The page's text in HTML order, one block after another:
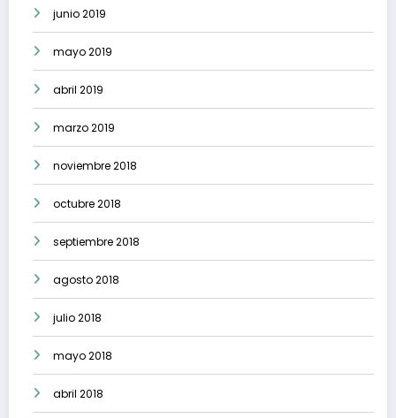
junio 2019
mayo 2019
abril 2019
marzo 2019
noviembre 2018
octubre 2018
septiembre 2018
agosto 2018
julio 2018
mayo 2018
abril 2018